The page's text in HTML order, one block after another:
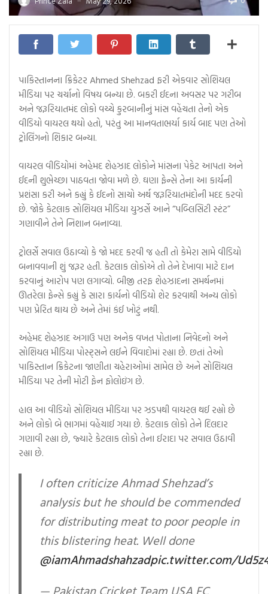
પાકિસ્તાનના ક્રિકેટર Ahmed Shehzad ફરી એકવાર સોશિયલ
મીડિયા પર ચર્ચાનો વિષય બન્યા છે. બકરી ઈદના અવસર પર ગરીબ
અને જરૂરિયાતમંદ લોકો વચ્ચે કુરબાનીનું માંસ વહેંચતા તેનો એક
વીડિયો વાયરલ થયો હતો, પરંતુ આ માનવતાભર્યા કાર્ય બાદ પણ તેઓ
ટ્રોલિંગનો શિકાર બન્યા.
વાયરલ વીડિયોમાં અહેમદ શેહઝાદ લોકોને માંસના પેકેટ આપતા અને
ઈદની શુભેચ્છા પાઠવતા જોવા મળે છે. ઘણા ફેન્સે તેના આ કાર્યની
પ્રશંસા કરી અને કહ્યું કે ઈદનો સાચો અર્થ જરૂરિયાતમંદોની મદદ કરવો
છે. જોકે કેટલાક સોશિયલ મીડિયા યુઝર્સે આને “પબ્લિસિટી સ્ટંટ”
ગણાવીને તેને નિશાન બનાવ્યા.
ટ્રોલર્સે સવાલ ઉઠાવ્યો કે જો મદદ કરવી જ હતી તો કેમેરા સામે વીડિયો
બનાવવાની શું જરૂર હતી. કેટલાક લોકોએ તો તેને દેખાવા માટે દાન
કરવાનું આરોપ પણ લગાવ્યો. બીજી તરફ શેહઝાદના સમર્થનમાં
ઊતરેલા ફેન્સે કહ્યું કે સારા કાર્યનો વીડિયો શેર કરવાથી અન્ય લોકો
પણ પ્રેરિત થાય છે અને તેમાં કંઈ ખોટું નથી.
અહેમદ શેહઝાદ અગાઉ પણ અનેક વખત પોતાના નિવેદનો અને
સોશિયલ મીડિયા પોસ્ટ્સને લઈને વિવાદોમાં રહ્યા છે. છતાં તેઓ
પાકિસ્તાન ક્રિકેટના જાણીતા ચહેરાઓમાં સામેલ છે અને સોશિયલ
મીડિયા પર તેની મોટી ફેન ફોલોઇંગ છે.
હાલ આ વીડિયો સોશિયલ મીડિયા પર ઝડપથી વાયરલ થઈ રહ્યો છે
અને લોકો બે ભાગમાં વહેંચાઈ ગયા છે. કેટલાક લોકો તેને દિલદાર
ગણાવી રહ્યા છે, જ્યારે કેટલાક લોકો તેના ઈરાદા પર સવાલ ઉઠાવી
રહ્યા છે.
I often criticize Ahmad Shehzad’s
analysis but he should be commended
for distributing meat to poor people in
this blistering heat. Well done
@iamAhmadshahzadpic.twitter.com/